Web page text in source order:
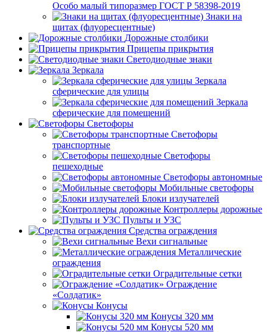
Особо малый типоразмер ГОСТ Р 58398-2019
Знаки на
щитах (флуоресцентные)
Дорожные столбики
Прицепы прикрытия
Светодиодные знаки
Зеркала
Зеркала
сферические для улицы
Зеркала
сферические для помещений
Светофоры
Светофоры
транспортные
Светофоры
пешеходные
Светофоры автономные
Мобильные светофоры
Блоки излучателей
Контроллеры дорожные
Пульты и УЗС
Средства ограждения
Вехи сигнальные
Металлические
ограждения
Оградительные сетки
Ограждение
«Солдатик»
Конусы
Конусы 320 мм
Конусы 520 мм